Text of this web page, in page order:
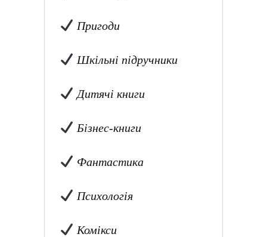
Пригоди
Шкільні підручники
Дитячі книги
Бізнес-книги
Фантастика
Психологія
Комікси